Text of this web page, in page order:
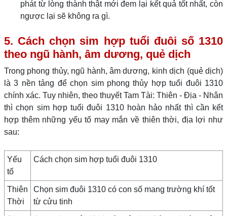
phát từ lòng thành thật mới đem lại kết quả tốt nhất, còn
ngược lại sẽ không ra gì.
5. Cách chọn sim hợp tuổi đuôi số 1310
theo ngũ hành, âm dương, quẻ dịch
Trong phong thủy, ngũ hành, âm dương, kinh dịch (quẻ dịch)
là 3 nền tảng để chọn sim phong thủy hợp tuổi đuôi 1310
chính xác. Tuy nhiên, theo thuyết Tam Tài: Thiên - Địa - Nhân
thì chọn sim hợp tuổi đuôi 1310 hoàn hảo nhất thì cần kết
hợp thêm những yếu tố may mắn về thiên thời, địa lợi như
sau:
Yếu
tố
Cách chọn sim hợp tuổi đuôi 1310
Thiên
Thời
Chọn sim đuôi 1310 có con số mang trường khí tốt
từ cửu tinh